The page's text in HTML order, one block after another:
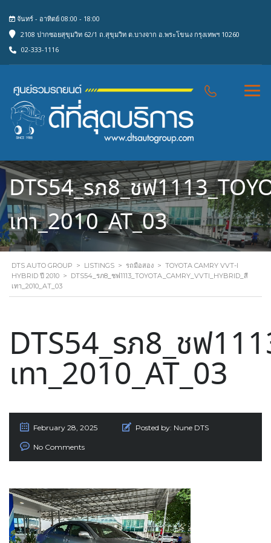
จันทร์ - อาทิตย์ 08:00 - 18:00
2108 ปากซอยสุขุมวิท 62/1 ถ.สุขุมวิท ต.บางจาก อ.พระโขนง กรุงเทพฯ 10260
02-333-1116
DTS54_รภ8_ชฟ
เทา_2010_AT_03
DTS AUTO GROUP > LISTINGS > รถมือสอง > TOYOTA CAMRY VVT-I
HYBRID ปี 2010 > DTS54_รภ8_ชฟ1113_TOYOTA_CAMRY_VVTI_HYBRID_สี
เทา_2010_AT_03
DTS54_รภ8_ชฟ
เทา_2010_AT_03
February 28, 2025 Posted by: Nune DTS
No Comments